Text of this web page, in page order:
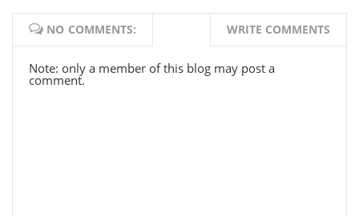
NO COMMENTS: WRITE COMMENTS
Note: only a member of this blog may post a
comment.